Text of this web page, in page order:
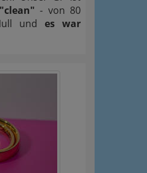
- von 80
undes war